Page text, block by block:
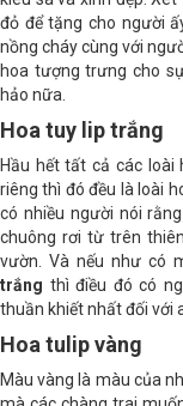
kiêu sa và xinh đẹp.
đỏ để tặng cho người
nồng cháy cùng với
hoa tượng trưng cho
Hoa tuy lip trắng
Hầu hết tất cả các
riêng thì đó đều là loài
có nhiều người nói
chuông rơi từ trên
vườn. Và nếu như có
trắng thì điều đó có
thuần khiết nhất đối với
Hoa tulip vàng
Màu vàng là màu của